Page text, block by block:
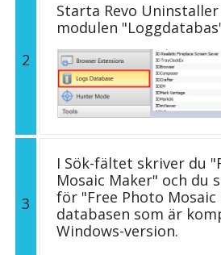
2
Starta Revo
modulen
3
I Sök-fältet skriver du
Mosaic Maker" och du
för "Free Photo Mosaic
databasen som är
Windows-version.